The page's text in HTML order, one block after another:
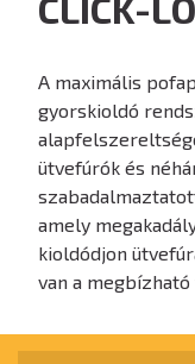
A maximális
gyorskioldó
ütvefúrók és
amely
kioldódjon
van a